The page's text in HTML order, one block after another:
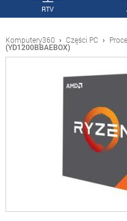
RTV
Komputery360 › Części PC ›
(YD1200BBAEBOX)